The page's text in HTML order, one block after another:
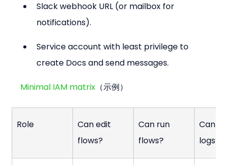
Slack webhook URL (or mailbox for
notifications).
Service account with least privilege to
create Docs and send messages.
Minimal IAM matrix （示例）
Role
Can edit
flows?
Can run
flows?
Can
logs?